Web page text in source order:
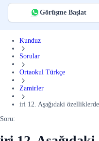
Görüşme Başlat
Kunduz
Sorular
Ortaokul Türkçe
Zamirler
iri 12. Aşağıdaki
Soru: